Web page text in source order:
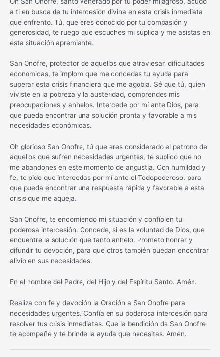
a ti en busca de tu intercesión divina en esta crisis inmediata
que enfrento. Tú, que eres conocido por tu compasión y
generosidad, te ruego que escuches mi súplica y me asistas en
esta situación apremiante.
San Onofre, protector de aquellos que atraviesan dificultades
económicas, te imploro que me concedas tu ayuda para
superar esta crisis financiera que me agobia. Sé que tú, quien
viviste en la pobreza y la austeridad, comprendes mis
preocupaciones y anhelos. Intercede por mí ante Dios, para
que pueda encontrar una solución pronta y favorable a mis
necesidades económicas.
Oh glorioso San Onofre, tú que eres considerado el patrono de
aquellos que sufren necesidades urgentes, te suplico que no
me abandones en este momento de angustia. Con humildad y
fe, te pido que intercedas por mí ante el Todopoderoso, para
que pueda encontrar una respuesta rápida y favorable a esta
crisis que me aqueja.
San Onofre, te encomiendo mi situación y confío en tu
poderosa intercesión. Concede, si es la voluntad de Dios, que
encuentre la solución que tanto anhelo. Prometo honrar y
difundir tu devoción, para que otros también puedan encontrar
alivio en sus necesidades.
En el nombre del Padre, del Hijo y del Espíritu Santo. Amén.
Realiza con fe y devoción la Oración a San Onofre para
necesidades urgentes. Confía en su poderosa intercesión para
resolver tus crisis inmediatas. Que la bendición de San Onofre
te acompañe y te brinde la ayuda que necesitas. Amén.